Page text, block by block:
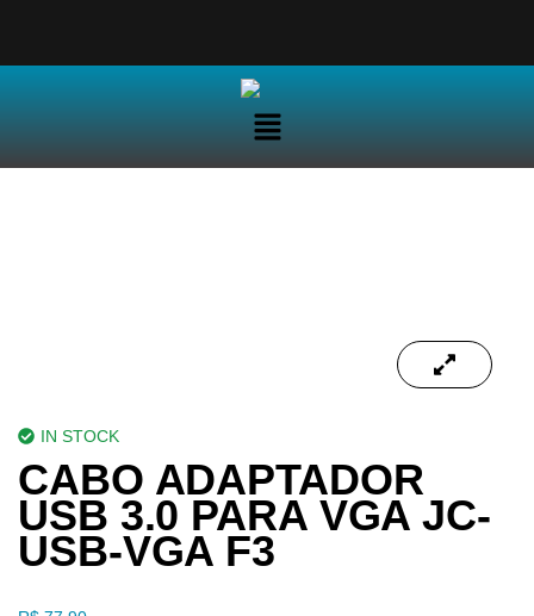
IN STOCK
CABO ADAPTADOR
USB 3.0 PARA VGA JC-
USB-VGA F3